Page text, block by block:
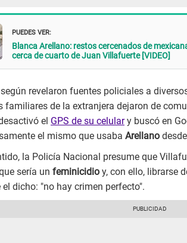
PUEDES VER:
Blanca Arellano: restos cercenados de
cerca de cuarto de Juan Villafuerte [VIDEO]
según revelaron fuentes policiales a
familiares de la extranjera dejaron de
el GPS de su celulary buscó en
el mismo que usaba Arellano
la Policía Nacional presume que
sería un feminicidio y, con ello, librarse
dicho: "no hay crimen perfecto".